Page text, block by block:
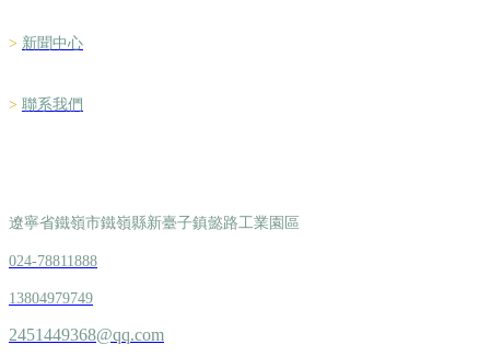
> 新聞中心
> 聯系我們
遼寧省鐵嶺市鐵嶺縣新臺子鎮懿路工業園區
024-78811888
13804979749
2451449368@qq.com